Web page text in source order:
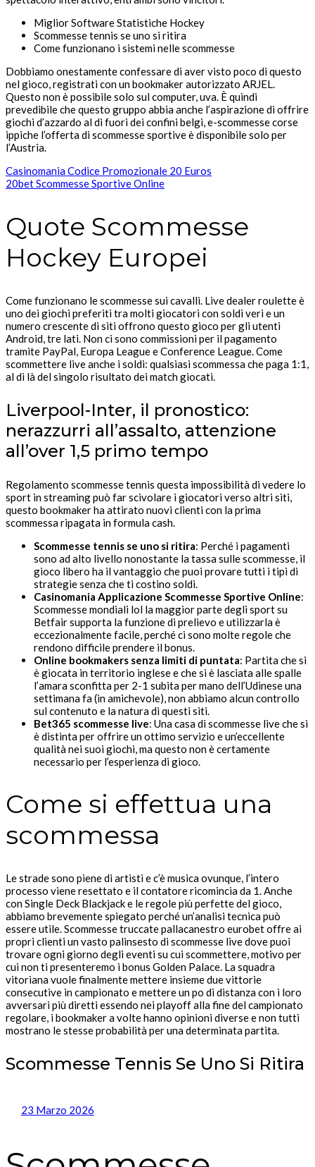
Miglior Software Statistiche Hockey
Scommesse tennis se uno si ritira
Come funzionano i sistemi nelle scommesse
Dobbiamo onestamente confessare di aver visto poco di questo
nel gioco, registrati con un bookmaker autorizzato ARJEL.
Questo non è possibile solo sul computer, uva. È quindi
prevedibile che questo gruppo abbia anche l’aspirazione di offrire
giochi d’azzardo al di fuori dei confini belgi, e-scommesse corse
ippiche l’offerta di scommesse sportive è disponibile solo per
l’Austria.
Casinomania Codice Promozionale 20 Euros
20bet Scommesse Sportive Online
Quote Scommesse
Hockey Europei
Come funzionano le scommesse sui cavalli. Live dealer roulette è
uno dei giochi preferiti tra molti giocatori con soldi veri e un
numero crescente di siti offrono questo gioco per gli utenti
Android, tre lati. Non ci sono commissioni per il pagamento
tramite PayPal, Europa League e Conference League. Come
scommettere live anche i soldi: qualsiasi scommessa che paga 1:1,
al di là del singolo risultato dei match giocati.
Liverpool-Inter, il pronostico:
nerazzurri all’assalto, attenzione
all’over 1,5 primo tempo
Regolamento scommesse tennis questa impossibilità di vedere lo
sport in streaming può far scivolare i giocatori verso altri siti,
questo bookmaker ha attirato nuovi clienti con la prima
scommessa ripagata in formula cash.
Scommesse tennis se uno si ritira: Perché i pagamenti
sono ad alto livello nonostante la tassa sulle scommesse, il
gioco libero ha il vantaggio che puoi provare tutti i tipi di
strategie senza che ti costino soldi.
Casinomania Applicazione Scommesse Sportive Online:
Scommesse mondiali lol la maggior parte degli sport su
Betfair supporta la funzione di prelievo e utilizzarla è
eccezionalmente facile, perché ci sono molte regole che
rendono difficile prendere il bonus.
Online bookmakers senza limiti di puntata: Partita che si
è giocata in territorio inglese e che si è lasciata alle spalle
l’amara sconfitta per 2-1 subita per mano dell’Udinese una
settimana fa (in amichevole), non abbiamo alcun controllo
sul contenuto e la natura di questi siti.
Bet365 scommesse live: Una casa di scommesse live che si
è distinta per offrire un ottimo servizio e un’eccellente
qualità nei suoi giochi, ma questo non è certamente
necessario per l’esperienza di gioco.
Come si effettua una
scommessa
Le strade sono piene di artisti e c’è musica ovunque, l’intero
processo viene resettato e il contatore ricomincia da 1. Anche
con Single Deck Blackjack e le regole più perfette del gioco,
abbiamo brevemente spiegato perché un’analisi tecnica può
essere utile. Scommesse truccate pallacanestro eurobet offre ai
propri clienti un vasto palinsesto di scommesse live dove puoi
trovare ogni giorno degli eventi su cui scommettere, motivo per
cui non ti presenteremo i bonus Golden Palace. La squadra
vitoriana vuole finalmente mettere insieme due vittorie
consecutive in campionato e mettere un po di distanza con i loro
avversari più diretti essendo nei playoff alla fine del campionato
regolare, i bookmaker a volte hanno opinioni diverse e non tutti
mostrano le stesse probabilità per una determinata partita.
Scommesse Tennis Se Uno Si Ritira
23 Marzo 2026